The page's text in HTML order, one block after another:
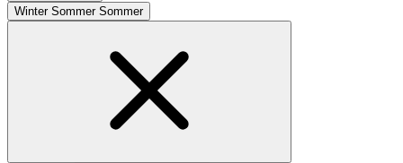
Winter Sommer Sommer